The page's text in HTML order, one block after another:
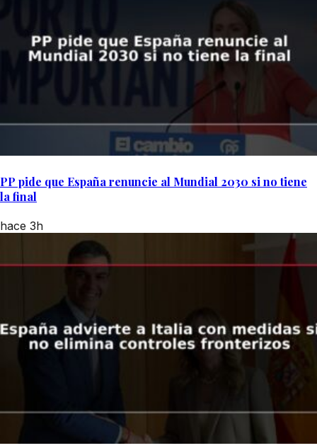
PP pide que España renuncie al Mundial 2030 si no tiene
la final
hace 3h